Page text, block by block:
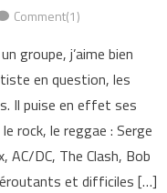
Comment(1)
groupe, j’aime bien
en question, les
Il puise en effet ses
rock, le reggae : Serge
AC/DC, The Clash, Bob
et difficiles […]